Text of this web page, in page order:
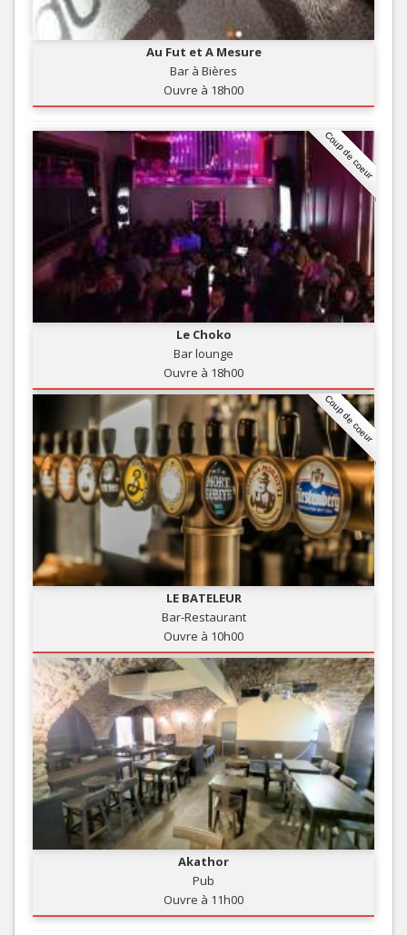
Au Fut et A Mesure
Bar à Bières
Ouvre à 18h00
Coup de coeur
Le Choko
Bar lounge
Ouvre à 18h00
Coup de coeur
LE BATELEUR
Bar-Restaurant
Ouvre à 10h00
Akathor
Pub
Ouvre à 11h00